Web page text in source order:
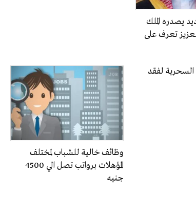
يصدره الملك
تعرف على
لفقد
وظائف خالية للشباب لمختلف
المؤهلات برواتب تصل الي 4500
جنيه